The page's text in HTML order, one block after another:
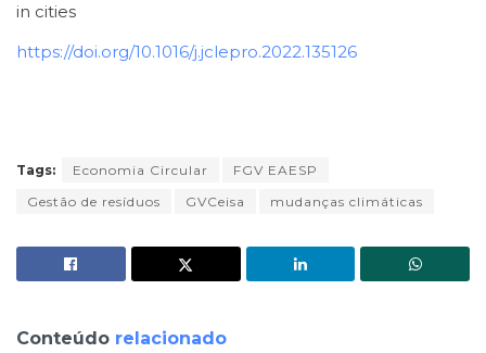
in cities
https://doi.org/10.1016/j.jclepro.2022.135126
Tags: Economia Circular
FGV EAESP
Gestão de resíduos
GVCeisa mudanças climáticas
Conteúdo relacionado